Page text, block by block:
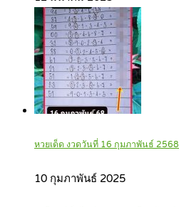
หวยเด็ด งวดวันที่ 16 กุมภาพันธ์ 2568
10 กุมภาพันธ์ 2025